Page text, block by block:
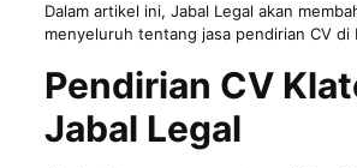
Dalam artikel ini, Jabal Legal akan
menyeluruh tentang jasa pendirian CV di
Pendirian CV
Jabal Legal